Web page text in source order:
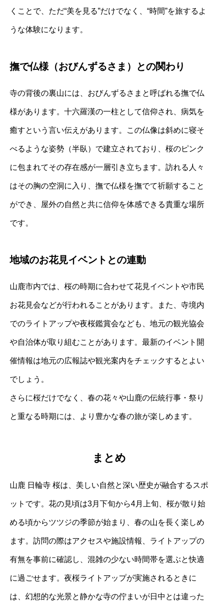
くことで、ただ“美を見る”だけでなく、“時間”を旅するよ
うな体験になります。
撫で仏様（おびんずるさま）との関わり
寺の背後の裏山には、おびんずるさまと呼ばれる撫で仏
様があります。十六羅漢の一柱として信仰され、病気を
癒すという言い伝えがあります。この仏像は斜めに寝そ
べるような姿勢（半臥）で建立されており、桜のピンク
に包まれてその存在感が一層引き立ちます。訪れる人々
はその胸の空洞に入り、撫で仏様を撫でて祈願すること
ができ、屋外の自然と共に信仰を体感できる貴重な場所
です。
地域のお花見イベントとの連動
山鹿市内では、桜の時期に合わせて花見イベントや市民
お花見会などが行われることがあります。また、寺境内
でのライトアップや夜桜鑑賞会なども、地元の観光協会
や自治体が取り組むことがあります。最新のイベント開
催情報は地元の広報誌や観光案内をチェックするとよい
でしょう。
さらに桜だけでなく、春の花々や山鹿の伝統行事・祭り
と重なる時期には、より豊かな春の旅が楽しめます。
まとめ
山鹿 日輪寺 桜は、美しい自然と深い歴史が融合するスポ
ットです。花の見頃は3月下旬から4月上旬、桜が散り始
める頃からツツジの季節が始まり、春の山を長く楽しめ
ます。訪問の際はアクセスや施設情報、ライトアップの
有無を事前に確認し、混雑の少ない時間帯を選ぶと快適
に過ごせます。夜桜ライトアップが実施されるときに
は、幻想的な光景と静かな寺の佇まいが日中とは違った